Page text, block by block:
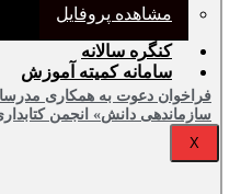
مشاهده پروفایل
کنگره سالانه
سامانه کمیته آموزش
X
فراخوان دعوت به همکاری
سازماندهی دانش» انجمن